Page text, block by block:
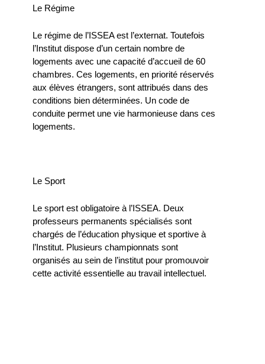
Le Régime
Le régime de l’ISSEA est l’externat. Toutefois
l’Institut dispose d’un certain nombre de
logements avec une capacité d’accueil de 60
chambres. Ces logements, en priorité réservés
aux élèves étrangers, sont attribués dans des
conditions bien déterminées. Un code de
conduite permet une vie harmonieuse dans ces
logements.
Le Sport
Le sport est obligatoire à l’ISSEA. Deux
professeurs permanents spécialisés sont
chargés de l’éducation physique et sportive à
l’Institut. Plusieurs championnats sont
organisés au sein de l’institut pour promouvoir
cette activité essentielle au travail intellectuel.